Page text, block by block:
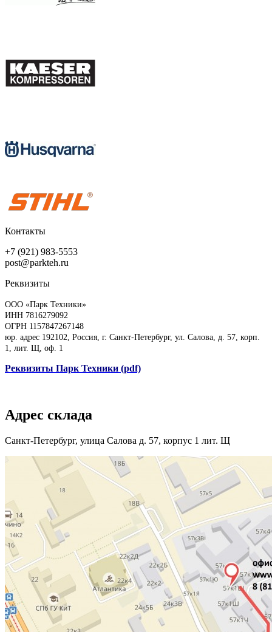
Контакты
+7 (921) 983-5553
post@parkteh.ru
Реквизиты
ООО «Парк Техники»
ИНН 7816279092
ОГРН 1157847267148
юр. адрес 192102, Россия, г. Санкт-Петербург, ул. Салова, д. 57, корп.
1, лит. Щ, оф. 1
Реквизиты Парк Техники (pdf)
Адрес склада
Санкт-Петербург, улица Салова д. 57, корпус 1 лит. Щ